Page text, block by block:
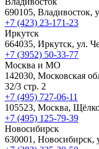
690105, Владивосток,
+7 (423) 23-171-23
Иркутск
664035, Иркутск, ул.
+7 (3952) 50-33-77
Москва и МО
142030, Московская
32/3 стр. 2
+7 (495) 727-06-11
105523, ​Москва,
+7 (495) 125-79-39
Новосибирск
630001, Новосибирск,